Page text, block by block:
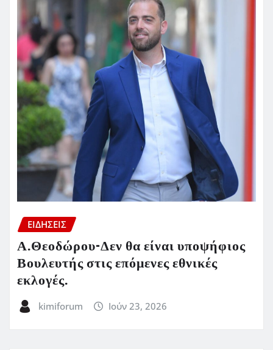
ΕΙΔΗΣΕΙΣ
Α.Θεοδώρου-Δεν θα είναι υποψήφιος
Βουλευτής στις επόμενες εθνικές
εκλογές.
kimiforum Ιούν 23, 2026